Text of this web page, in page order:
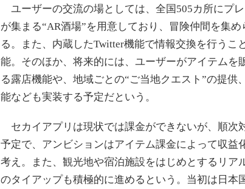
ユーザーの交流の場としては、全国505カ所にプ
が集まる“AR酒場”を用意しており、冒険仲間を集め
る。また、内蔵したTwitter機能で情報交換を行うこ
能。そのほか、将来的には、ユーザーがアイテムを
る露店機能や、地域ごとの“ご当地クエスト”の提供
能なども実装する予定だという。
セカイアプリは現状では課金ができないが、順次
予定で、アンビションはアイテム課金によって収益
考え。また、観光地や宿泊施設をはじめとするリア
のタイアップも積極的に進めるという。当初は日本